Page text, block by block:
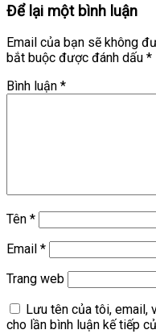
Để lại một bình luận
Email của bạn sẽ không
bắt buộc được đánh dấu *
Bình luận *
Tên *
Email *
Trang web
Lưu tên của tôi, email,
cho lần bình luận kế tiếp